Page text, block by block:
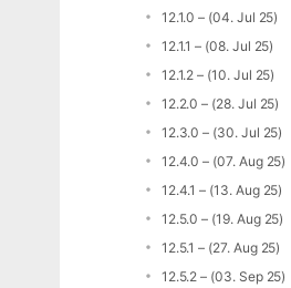
12.1.0 – (04. Jul 25)
12.1.1 – (08. Jul 25)
12.1.2 – (10. Jul 25)
12.2.0 – (28. Jul 25)
12.3.0 – (30. Jul 25)
12.4.0 – (07. Aug 25)
12.4.1 – (13. Aug 25)
12.5.0 – (19. Aug 25)
12.5.1 – (27. Aug 25)
12.5.2 – (03. Sep 25)